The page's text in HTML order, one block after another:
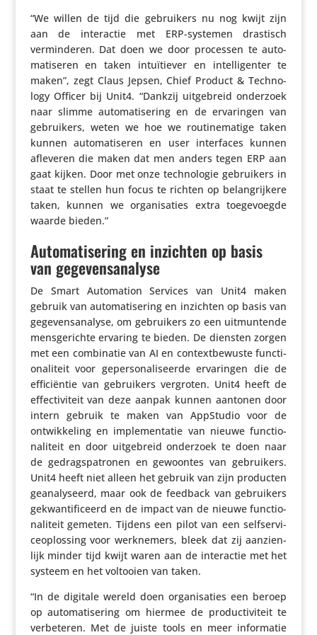
“We willen de tijd die gebrui­kers nu nog kwijt zijn
aan de inter­actie met ERP-systemen drastisch
vermin­deren. Dat doen we door processen te auto­
ma­ti­seren en taken intu­ï­tiever en intel­li­genter te
maken”, zegt Claus Jepsen, Chief Product & Tech­no­
logy Officer bij Unit4. “Dankzij uitge­breid onderzoek
naar slimme auto­ma­ti­se­ring en de erva­ringen van
gebrui­kers, weten we hoe we routi­ne­ma­tige taken
kunnen auto­ma­ti­seren en user inter­faces kunnen
afleveren die maken dat men anders tegen ERP aan
gaat kijken. Door met onze tech­no­logie gebrui­kers in
staat te stellen hun focus te richten op belang­rij­kere
taken, kunnen we orga­ni­sa­ties extra toege­voegde
waarde bieden.”
Automatisering en inzichten op basis
van gegevensanalyse
​
De Smart Auto­ma­tion Services van Unit4 maken
gebruik van auto­ma­ti­se­ring en inzichten op basis van
gege­vens­ana­lyse, om gebrui­kers zo een uitmun­tende
mens­ge­richte ervaring te bieden. De diensten zorgen
met een combi­natie van AI en context­be­wuste func­ti­
o­na­li­teit voor geper­so­na­li­seerde erva­ringen die de
effi­ci­ëntie van gebrui­kers vergroten. Unit4 heeft de
effec­ti­vi­teit van deze aanpak kunnen aantonen door
intern gebruik te maken van AppStudio voor de
ontwik­ke­ling en imple­men­tatie van nieuwe func­ti­o­
na­li­teit en door uitge­breid onderzoek te doen naar
de gedrags­pa­tronen en gewoontes van gebrui­kers.
Unit4 heeft niet alleen het gebruik van zijn producten
geana­ly­seerd, maar ook de feedback van gebrui­kers
gekwan­ti­fi­ceerd en de impact van de nieuwe func­ti­o­
na­li­teit gemeten. Tijdens een pilot van een self­ser­vi­
ce­op­los­sing voor werk­ne­mers, bleek dat zij aanzien­
lijk minder tijd kwijt waren aan de inter­actie met het
systeem en het voltooien van taken.
“In de digitale wereld doen orga­ni­sa­ties een beroep
op auto­ma­ti­se­ring om hiermee de produc­ti­vi­teit te
verbe­teren. Met de juiste tools en meer infor­matie